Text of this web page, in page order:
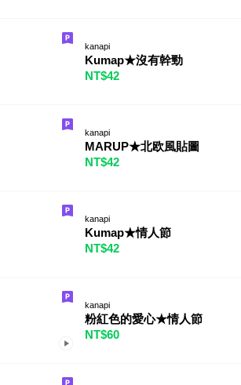
kanapi
Kumap★沒有幹勁
NT$42
kanapi
MARUP★北欧風貼圖
NT$42
kanapi
Kumap★情人節
NT$42
kanapi
粉紅色的愛心★情人節
NT$60